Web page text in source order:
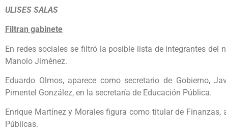
ULISES SALAS
Filtran gabinete
En redes sociales se filtró la posible lista de integrantes del
Manolo Jiménez.
Eduardo Olmos, aparece como secretario de Gobierno,
Pimentel González, en la secretaría de Educación Pública.
Enrique Martínez y Morales figura como titular de
Públicas.